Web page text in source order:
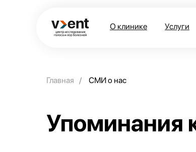
Услуги
О клинике
Главная / СМИ о нас
Упоминания